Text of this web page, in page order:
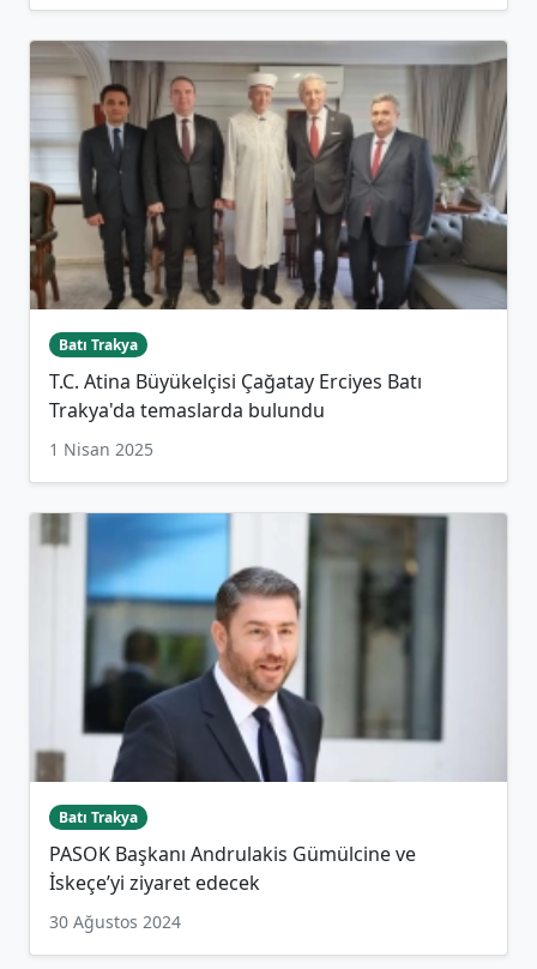
Batı Trakya
T.C. Atina Büyükelçisi Çağatay Erciyes Batı
Trakya'da temaslarda bulundu
1 Nisan 2025
Batı Trakya
PASOK Başkanı Andrulakis Gümülcine ve
İskeçe’yi ziyaret edecek
30 Ağustos 2024